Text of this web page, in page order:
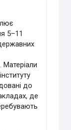
5–11
Матеріали
до
де